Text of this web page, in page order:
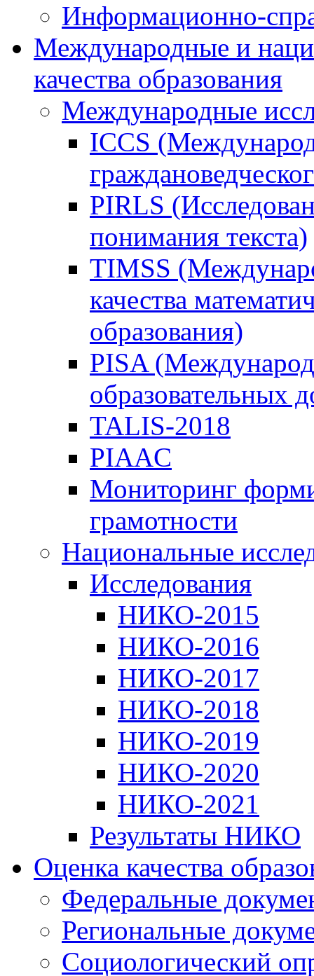
Информационно-
Международные и
качества образования
Международные
ICCS
PIRLS
понимания текста)
TIMSS
качества
образования)
PISA
образовательных
TALIS-2018
PIAAC
Мониторинг
грамотности
Национальные
Исследования
НИКО-2015
НИКО-2016
НИКО-2017
НИКО-2018
НИКО-2019
НИКО-2020
НИКО-2021
Результаты НИКО
Оценка качества
Федеральные
Региональные
Социологический